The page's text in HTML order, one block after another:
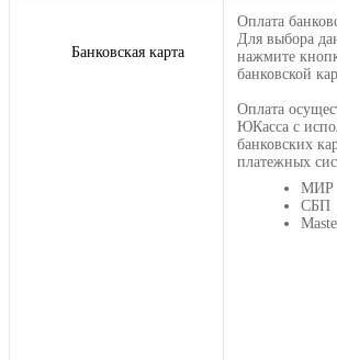
Банковская карта
Оплата
Для выбора
нажмите
банковской
Оплата
ЮКасса с
банковских
платежных
МИР
СБП